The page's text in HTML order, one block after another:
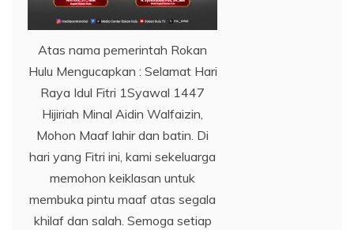
Atas nama pemerintah Rokan
Hulu Mengucapkan : Selamat Hari
Raya Idul Fitri 1Syawal 1447
Hijiriah Minal Aidin Walfaizin,
Mohon Maaf lahir dan batin. Di
hari yang Fitri ini, kami sekeluarga
memohon keiklasan untuk
membuka pintu maaf atas segala
khilaf dan salah. Semoga setiap